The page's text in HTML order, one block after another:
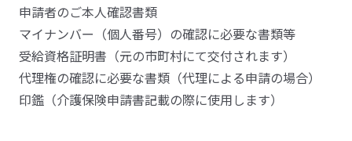
申請者のご本人確認書類
マイナンバー（個人番号）の確認に必要な書類等
受給資格証明書（元の市町村にて交付されます）
代理権の確認に必要な書類（代理による申請の場合）
印鑑（介護保険申請書記載の際に使用します）